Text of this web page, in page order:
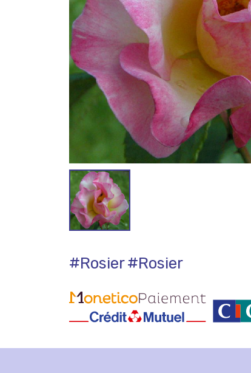
#Rosier#Rosier